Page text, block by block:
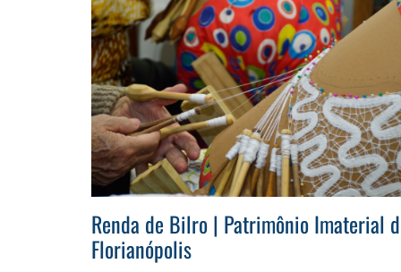
Renda de Bilro | Patrimônio Imaterial
Florianópolis